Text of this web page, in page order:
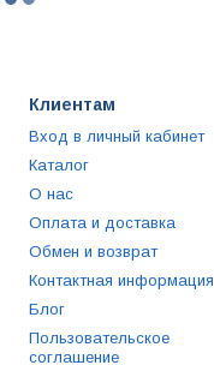
Клиентам
Вход в личный кабинет
Каталог
О нас
Оплата и доставка
Обмен и возврат
Контактная информация
Блог
Пользовательское
соглашение